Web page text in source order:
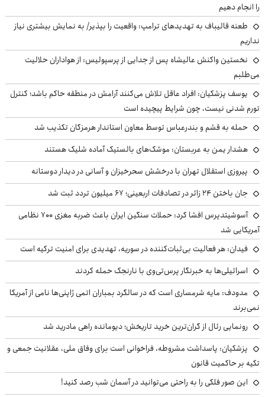
را انجام دهیم
طعنه قالیباف به تهدیدهای ترامپ: واقعیت را بپذیر/ به نمایش بیشتری نیاز
نداریم
نخستین واکنش عالیشاه پس از جدایی از پرسپولیس: از هواداران حلالیت
می‌طلبم
یوسف پزشکیان: افراد عاقل تلاش می‌کنند آرامش در منطقه حاکم باشد؛ کنترل
تورم شدنی نیست، چون شرایط پیچیده است
حمله به قشم و بندرعباس توسط معاون استاندار هرمزگان تکذیب شد
هشدار یمن به عربستان: موشک‌های بالستیک آماده شلیک هستند
پیروزی استقلال تهران با درخشش سحرخیزان و آسانی در دیدار دوستانه
جان باختن ۲۴ زائر در تصادفات اربعینی؛ ۶۷ میلیون تردد ثبت شد
آسوشیتدپرس افشا کرد: حملات سنگین ایران باعث ضربه مغزی ۷۰۰ نظامی
آمریکایی شد
فیدان: هر فعالیت بی‌ثبات‌کننده در سوریه، تهدیدی برای امنیت ترکیه است
اسرائیلی‌ها به خبرنگار پرس‌تی‌وی با نارنجک حمله کردند
مدودف: مایه شرمساری است که در سالگرد بمباران اتمی ژاپنی‌ها نامی از آمریکا
نمی‌برند
رونمایی رئال از گران‌ترین خرید تاریخش؛ دیومانده راهی مادرید شد
پزشکیان: پاسداشت مشروطه، فراخوانی است برای وفاق ملی، عقلانیت جمعی و
تکیه بر حاکمیت قانون
این صور فلکی را به راحتی می‌توانید در آسمان شب رصد کنید!